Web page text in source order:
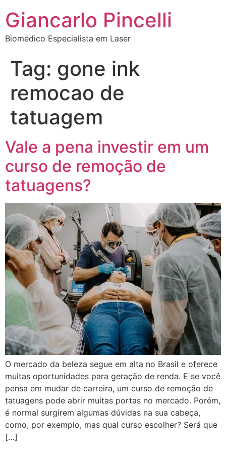
Giancarlo Pincelli
Biomédico Especialista em Laser
Tag: gone ink
remocao de
tatuagem
Vale a pena investir em um
curso de remoção de
tatuagens?
O mercado da beleza segue em alta no Brasil e oferece
muitas oportunidades para geração de renda. E se você
pensa em mudar de carreira, um curso de remoção de
tatuagens pode abrir muitas portas no mercado. Porém,
é normal surgirem algumas dúvidas na sua cabeça,
como, por exemplo, mas qual curso escolher? Será que
[…]